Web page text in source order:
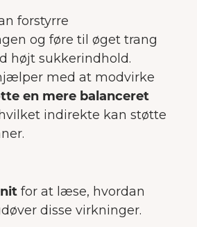
forstyrre
og føre til øget trang
højt sukkerindhold.
med at modvirke
en mere balanceret
indirekte kan støtte
for at læse, hvordan
disse virkninger.